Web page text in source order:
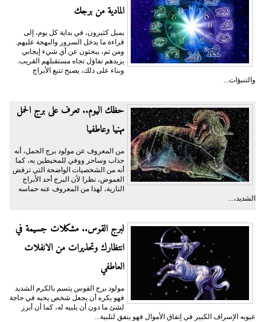
المادية من برجك
يميل كثيرون، في بداية كل يوم، إلى
قراءة ما يدخل السرور والبهجة عليهم.
ومن ثم، يبحثون عن أي شيء إيجابي
يزيدهم تفاؤل تجاه مستقبلهم القريب.
وبناء على ذلك، يصبح تتبع الأبراج
والتنبؤات...
حظك اليوم.. تعرف على برج الحمل
مهنيا وعاطفيا
من المعروف عن مولود برج الحمل، أنه
جذاب وساحر ووفي للمحيطين به، كما
أنه من الشخصيات الواضحة التي ترفض
الغموض، نظرا لأن البرج أحد الأبراج
النارية، لهذا من المعروف عنه حماسه
الشديد،...
لبرج القوس.. مشكلات جسيمة في
انتظارك وتحذيرات من الانفلات
العاطفي
مولود برج القوس يتسم بالكرم الشديد
فهو يكره أن يجعل شخص يحبه في حاجة
لشئ ما دون أن يلبيه له، كما أن أبرز
عيوبه الإسراف الكبير في إنفاق الأموال فهو ينفق لتلبية...